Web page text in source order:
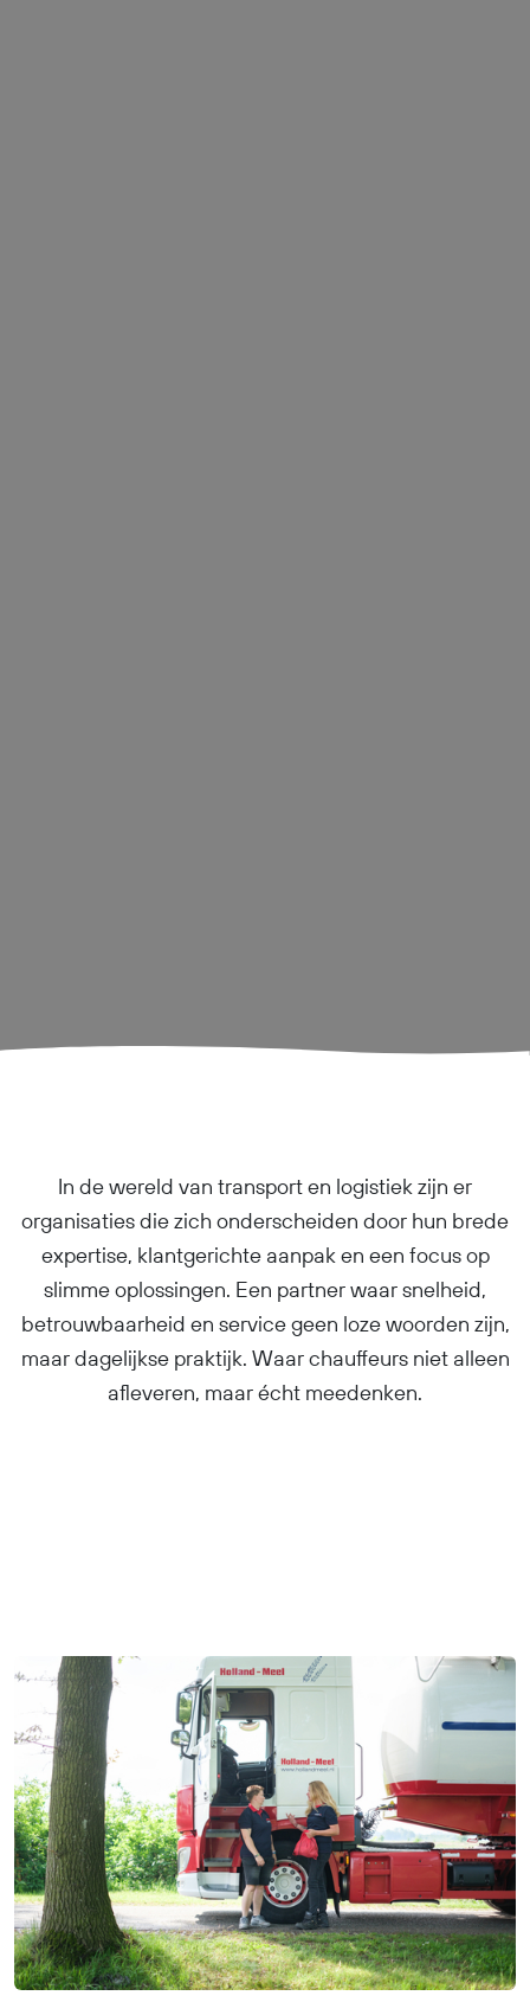
In de wereld van transport en logistiek zijn er
organisaties die zich onderscheiden door hun brede
expertise, klantgerichte aanpak en een focus op
slimme oplossingen. Een partner waar snelheid,
betrouwbaarheid en service geen loze woorden zijn,
maar dagelijkse praktijk. Waar chauffeurs niet alleen
afleveren, maar écht meedenken.